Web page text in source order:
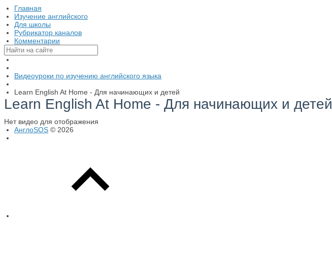
Главная
Изучение английского
Для школы
Рубрикатор каналов
Комментарии
Видеоуроки по изучению английского языка
Learn English At Home - Для начинающих и детей
Learn English At Home - Для начинающих и детей
Нет видео для отображения
АнглоSOS © 2026